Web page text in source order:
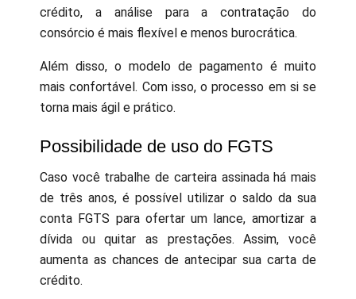
crédito, a análise para a contratação do
consórcio é mais flexível e menos burocrática.
Além disso, o modelo de pagamento é muito
mais confortável. Com isso, o processo em si se
torna mais ágil e prático.
Possibilidade de uso do FGTS
Caso você trabalhe de carteira assinada há mais
de três anos, é possível utilizar o saldo da sua
conta FGTS para ofertar um lance, amortizar a
dívida ou quitar as prestações. Assim, você
aumenta as chances de antecipar sua carta de
crédito.